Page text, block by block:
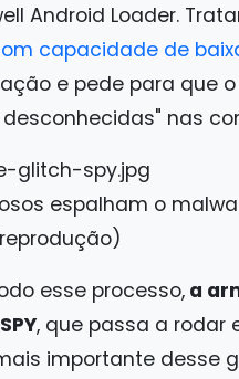
Android Loader.
capacidade de
e pede para que
nas
espalham o
esse processo, a
, que passa a rodar
importante desse